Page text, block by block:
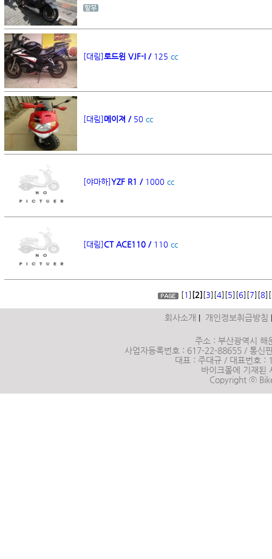
[대림]로드윈 VJF-I / 125 cc
[대림] 메이져 / 50 cc
[야마하]YZF R1 / 1000 cc
[대림] CT ACE110 / 110 cc
[ 1 ] [2] [3][4][5][6][7][8][
회사소개 개인정보취급방침
주소 : 부산광역시
사업자등록번호 : 617-22-88655 / 통신
대표 : 주대규 / 대표번호 :
바이크몰에 기재된
Copyright ⓒ